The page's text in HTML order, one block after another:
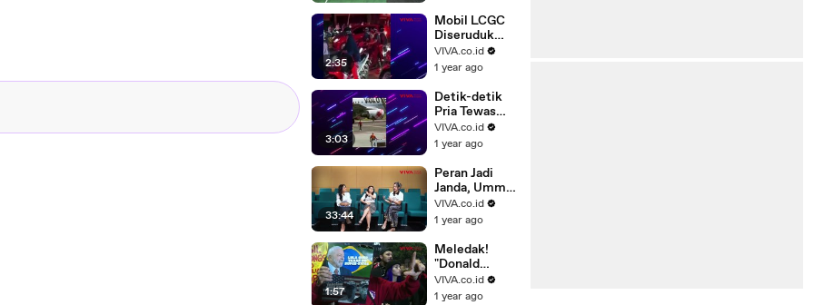
2:35
Mobil LCGC
Diseruduk
Damkar
Gegara
VIVA.co.id
1 year ago
3:03
Detik-detik
Pria Tewas
Tersedot ke
Mesin
Bandara
VIVA.co.id
1 year ago
33:44
Peran Jadi
Janda, Ummi
Quary Curhat
Tegar Usai
VIVA.co.id
1 year ago
1:57
Meledak!
"Donald
Trump"
Dibakar
VIVA.co.id
1 year ago